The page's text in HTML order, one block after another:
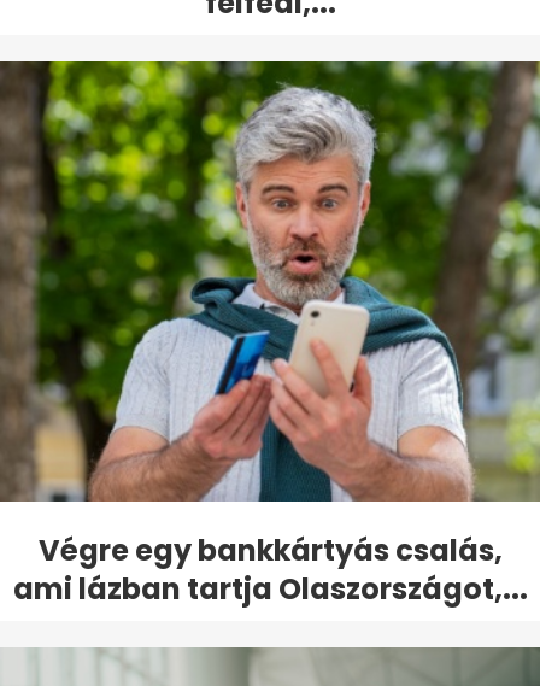
Végre egy bankkártyás csalás,
ami lázban tartja Olaszországot,...